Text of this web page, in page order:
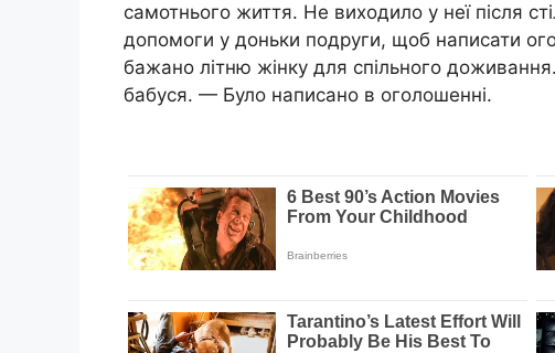
самотнього життя. Не виходило у неї після
допомоги у доньки подруги, щоб написати
бажано літню жінку для спільного
бабуся. — Було написано в оголошенні.